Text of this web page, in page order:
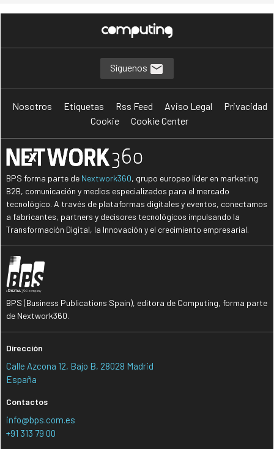
Síguenos
Nosotros Etiquetas Rss Feed Aviso Legal
Privacidad
Cookie
Cookie Center
BPS forma parte de Nextwork360, grupo europeo líder en marketing
B2B, comunicación y medios especializados para el mercado
tecnológico. A través de plataformas digitales y eventos, conectamos
a fabricantes, partners y decisores tecnológicos impulsando la
Transformación Digital, la Innovación y el crecimiento empresarial.
BPS (Business Publications Spain), editora de Computing, forma parte
de Nextwork360.
Dirección
Calle Azcona 12, Bajo B, 28028 Madrid
España
Contactos
info@bps.com.es
+91 313 79 00